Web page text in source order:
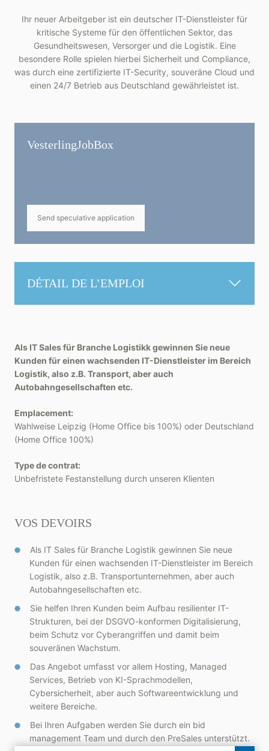
Ihr neuer Arbeitgeber ist ein deutscher IT-Dienstleister für
kritische Systeme für den öffentlichen Sektor, das
Gesundheitswesen, Versorger und die Logistik. Eine
besondere Rolle spielen hierbei Sicherheit und Compliance,
was durch eine zertifizierte IT-Security, souveräne Cloud und
einen 24/7 Betrieb aus Deutschland gewährleistet ist.
Vesterling­JobBox
Send speculative application
DÉTAIL DE L’EMPLOI
Als IT Sales für Branche Logistikk gewinnen Sie neue
Kunden für einen wachsenden IT-Dienstleister im Bereich
Logistik, also z.B. Transport, aber auch
Autobahngesellschaften etc.
Emplacement:
Wahlweise Leipzig (Home Office bis 100%) oder Deutschland
(Home Office 100%)
Type de contrat:
Unbefristete Festanstellung durch unseren Klienten
VOS DEVOIRS
Als IT Sales für Branche Logistik gewinnen Sie neue
Kunden für einen wachsenden IT-Dienstleister im Bereich
Logistik, also z.B. Transportunternehmen, aber auch
Autobahngesellschaften etc.
Sie helfen Ihren Kunden beim Aufbau resilienter IT-
Strukturen, bei der DSGVO-konformen Digitalisierung,
beim Schutz vor Cyberangriffen und damit beim
souveränen Wachstum.
Das Angebot umfasst vor allem Hosting, Managed
Services, Betrieb von KI-Sprachmodellen,
Cybersicherheit, aber auch Softwareentwicklung und
weitere Bereiche.
Bei Ihren Aufgaben werden Sie durch ein bid
management Team und durch den PreSales unterstützt.